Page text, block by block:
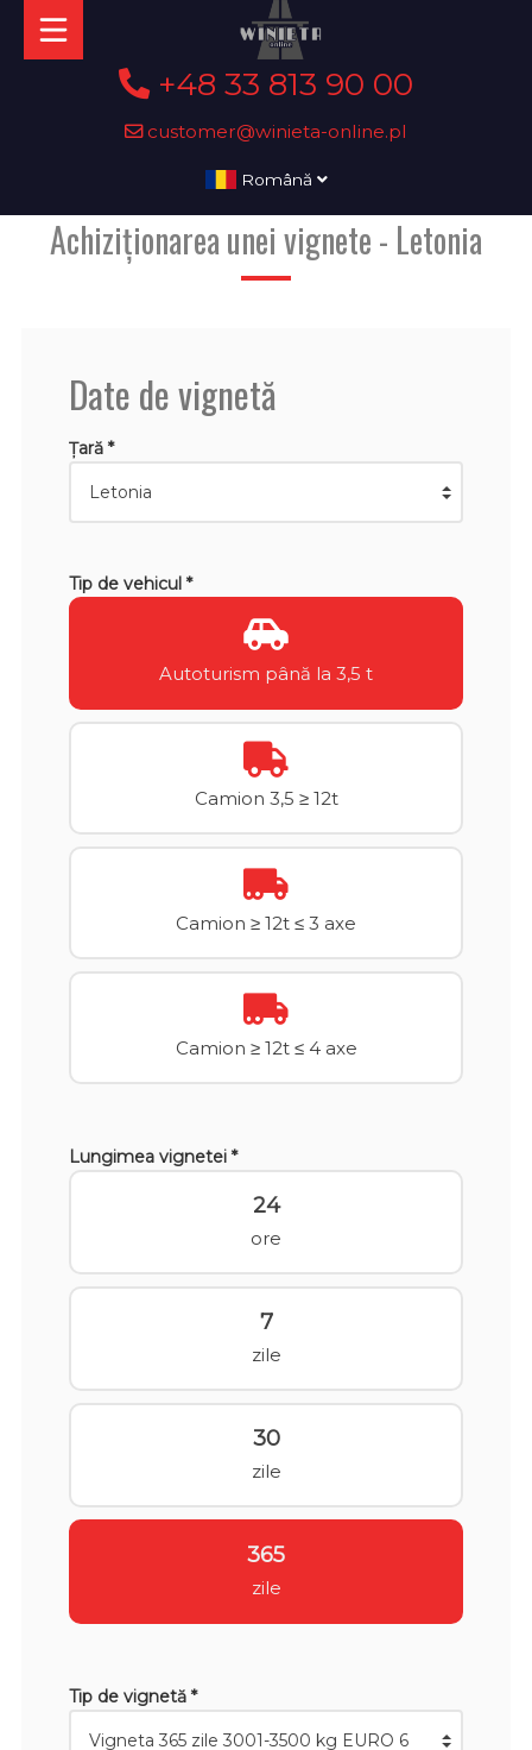
+48 33 813 90 00
customer@winieta-online.pl
Română
Achiziționarea unei vignete - Letonia
Date de vignetă
Țară *
Tip de vehicul *
Autoturism până la 3,5 t
Camion 3,5 ≥ 12t
Camion ≥ 12t ≤ 3 axe
Camion ≥ 12t ≤ 4 axe
Lungimea vignetei *
24
ore
7
zile
30
zile
365
zile
Tip de vignetă *